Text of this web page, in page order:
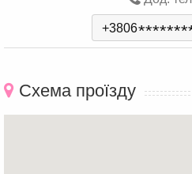
+3806*******
Схема проїзду